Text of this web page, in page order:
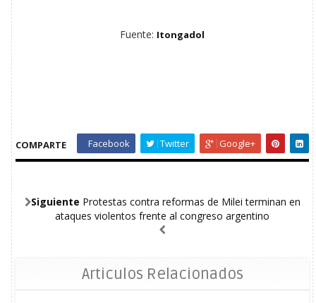
Fuente: Itongadol
COMPARTE Facebook Twitter Google+
Siguiente Protestas contra reformas de Milei terminan en
ataques violentos frente al congreso argentino
Articulos Relacionados